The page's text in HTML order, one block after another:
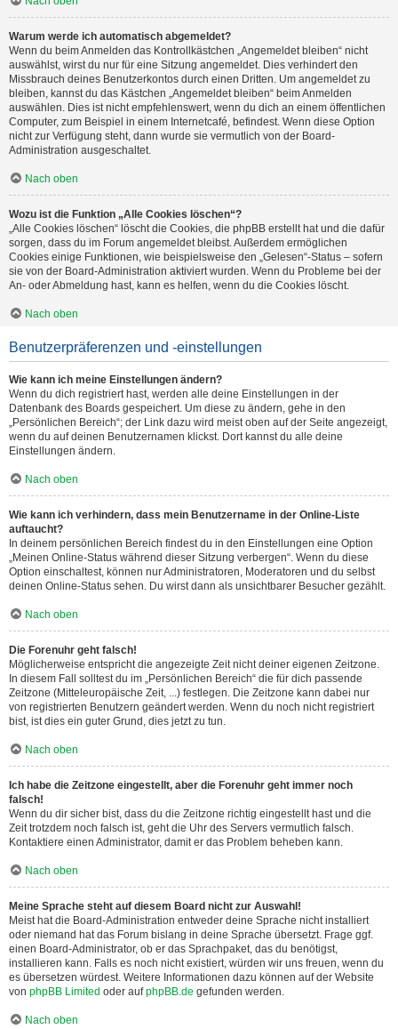
Warum werde ich automatisch abgemeldet?
Wenn du beim Anmelden das Kontrollkästchen „Angemeldet bleiben“ nicht
auswählst, wirst du nur für eine Sitzung angemeldet. Dies verhindert den
Missbrauch deines Benutzerkontos durch einen Dritten. Um angemeldet zu
bleiben, kannst du das Kästchen „Angemeldet bleiben“ beim Anmelden
auswählen. Dies ist nicht empfehlenswert, wenn du dich an einem öffentlichen
Computer, zum Beispiel in einem Internetcafé, befindest. Wenn diese Option
nicht zur Verfügung steht, dann wurde sie vermutlich von der Board-
Administration ausgeschaltet.
Nach oben
Wozu ist die Funktion „Alle Cookies löschen“?
„Alle Cookies löschen“ löscht die Cookies, die phpBB erstellt hat und die dafür
sorgen, dass du im Forum angemeldet bleibst. Außerdem ermöglichen
Cookies einige Funktionen, wie beispielsweise den „Gelesen“-Status – sofern
sie von der Board-Administration aktiviert wurden. Wenn du Probleme bei der
An- oder Abmeldung hast, kann es helfen, wenn du die Cookies löscht.
Nach oben
Benutzerpräferenzen und -einstellungen
Wie kann ich meine Einstellungen ändern?
Wenn du dich registriert hast, werden alle deine Einstellungen in der
Datenbank des Boards gespeichert. Um diese zu ändern, gehe in den
„Persönlichen Bereich“; der Link dazu wird meist oben auf der Seite angezeigt,
wenn du auf deinen Benutzernamen klickst. Dort kannst du alle deine
Einstellungen ändern.
Nach oben
Wie kann ich verhindern, dass mein Benutzername in der Online-Liste
auftaucht?
In deinem persönlichen Bereich findest du in den Einstellungen eine Option
„Meinen Online-Status während dieser Sitzung verbergen“. Wenn du diese
Option einschaltest, können nur Administratoren, Moderatoren und du selbst
deinen Online-Status sehen. Du wirst dann als unsichtbarer Besucher gezählt.
Nach oben
Die Forenuhr geht falsch!
Möglicherweise entspricht die angezeigte Zeit nicht deiner eigenen Zeitzone.
In diesem Fall solltest du im „Persönlichen Bereich“ die für dich passende
Zeitzone (Mitteleuropäische Zeit, ...) festlegen. Die Zeitzone kann dabei nur
von registrierten Benutzern geändert werden. Wenn du noch nicht registriert
bist, ist dies ein guter Grund, dies jetzt zu tun.
Nach oben
Ich habe die Zeitzone eingestellt, aber die Forenuhr geht immer noch
falsch!
Wenn du dir sicher bist, dass du die Zeitzone richtig eingestellt hast und die
Zeit trotzdem noch falsch ist, geht die Uhr des Servers vermutlich falsch.
Kontaktiere einen Administrator, damit er das Problem beheben kann.
Nach oben
Meine Sprache steht auf diesem Board nicht zur Auswahl!
Meist hat die Board-Administration entweder deine Sprache nicht installiert
oder niemand hat das Forum bislang in deine Sprache übersetzt. Frage ggf.
einen Board-Administrator, ob er das Sprachpaket, das du benötigst,
installieren kann. Falls es noch nicht existiert, würden wir uns freuen, wenn du
es übersetzen würdest. Weitere Informationen dazu können auf der Website
von phpBB Limited oder aufphpBB.de gefunden werden.
Nach oben